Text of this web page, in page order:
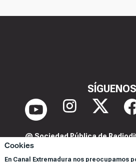
Cookies
En Canal Extremadura nos preocupamos
SÍGUENOS
@ Sociedad Pública de